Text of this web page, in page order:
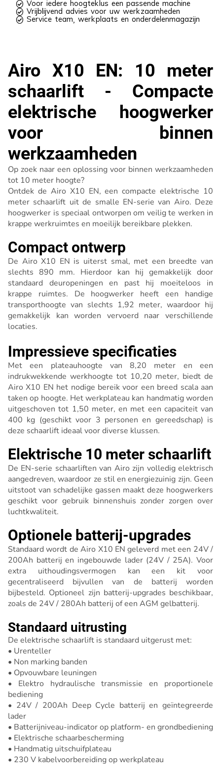
 Voor iedere hoogteklus een passende machine
 Vrijblijvend advies voor uw werkzaamheden
 Service team, werkplaats en onderdelenmagazijn
Airo X10 EN: 10 meter
schaarlift - Compacte
elektrische hoogwerker
voor binnen
werkzaamheden
Op zoek naar een oplossing voor binnen werkzaamheden
tot 10 meter hoogte?
Ontdek de Airo X10 EN, een compacte elektrische 10
meter schaarlift uit de smalle EN-serie van Airo. Deze
hoogwerker is speciaal ontworpen om veilig te werken in
krappe werkruimtes en moeilijk bereikbare plekken.
Compact ontwerp
De Airo X10 EN is uiterst smal, met een breedte van
slechts 890 mm. Hierdoor kan hij gemakkelijk door
standaard deuropeningen en past hij moeiteloos in
krappe ruimtes. De hoogwerker heeft een handige
transporthoogte van slechts 1,92 meter, waardoor hij
gemakkelijk kan worden vervoerd naar verschillende
locaties.
Impressieve specificaties
Met een plateauhoogte van 8,20 meter en een
indrukwekkende werkhoogte tot 10,20 meter, biedt de
Airo X10 EN het nodige bereik voor een breed scala aan
taken op hoogte. Het werkplateau kan handmatig worden
uitgeschoven tot 1,50 meter, en met een capaciteit van
400 kg (geschikt voor 3 personen en gereedschap) is
deze schaarlift ideaal voor diverse klussen.
Elektrische 10 meter schaarlift
De EN-serie schaarliften van Airo zijn volledig elektrisch
aangedreven, waardoor ze stil en energiezuinig zijn. Geen
uitstoot van schadelijke gassen maakt deze hoogwerkers
geschikt voor gebruik binnenshuis zonder zorgen over
luchtkwaliteit.
Optionele batterij-upgrades
Standaard wordt de Airo X10 EN geleverd met een 24V /
200Ah batterij en ingebouwde lader (24V / 25A). Voor
extra uithoudingsvermogen kan een kit voor
gecentraliseerd bijvullen van de batterij worden
bijbesteld. Optioneel zijn batterij-upgrades beschikbaar,
zoals de 24V / 280Ah batterij of een AGM gelbatterij.
Standaard uitrusting
De elektrische schaarlift is standaard uitgerust met:
• Urenteller
• Non marking banden
• Opvouwbare leuningen
• Elektro hydraulische transmissie en proportionele
bediening
• 24V / 200Ah Deep Cycle batterij en geïntegreerde
lader
• Batterijniveau-indicator op platform- en grondbediening
• Elektrische schaarbescherming
• Handmatig uitschuifplateau
• 230 V kabelvoorbereiding op werkplateau